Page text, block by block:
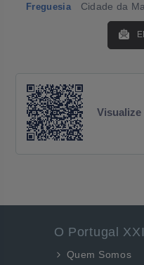
Freguesia Cidade da
Visualize
O Portugal XXI
Quem Somos